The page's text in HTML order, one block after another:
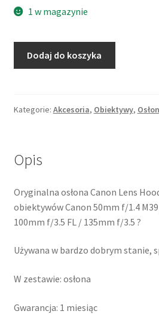
1 w magazynie
clamp-
do
50mm
Dodaj do koszyka
Kategorie: Akcesoria, Obiektywy,
Opis
Oryginalna osłona Canon Lens
obiektywów Canon 50mm f/1.4
100mm f/3.5 FL / 135mm f/3.5 ?
Używana w bardzo dobrym stanie,
W zestawie: osłona
Gwarancja: 1 miesiąc